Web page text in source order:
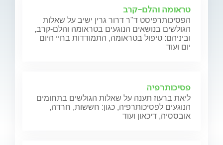
טראומה והלם-קרב
הפסיכותרפיסט ד"ר דרור גרין ישיב על שאלות
הגולשים בנושאים הנוגעים בטראומה והלם-קרב,
וביניהם: טיפול בטראומה, התמודדות בחיי היום
יום ועוד
פסיכותרפיה
ליאת ברעוז תענה על שאלות הגולשים בתחומים
הנוגעים לפסיכותרפיה, כגון: חששות, חרדה,
אובססיה, דיכאון ועוד